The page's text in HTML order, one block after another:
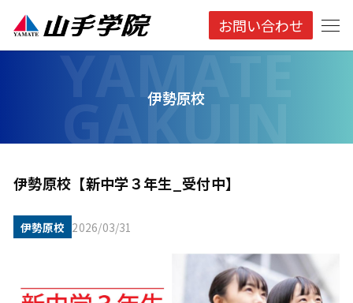
お問い合わせ
伊勢原校
伊勢原校【新中学３年生_受付中】
伊勢原校 2026/03/31